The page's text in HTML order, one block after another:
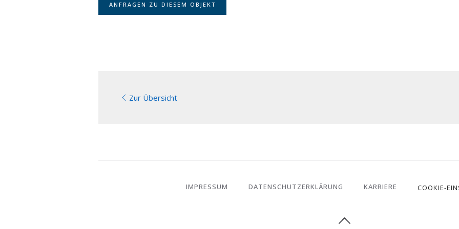
ANFRAGEN ZU DIESEM OBJEKT
Zur Übersicht
IMPRESSUM DATENSCHUTZERKLÄRUNG KARRIERE COOKIE-